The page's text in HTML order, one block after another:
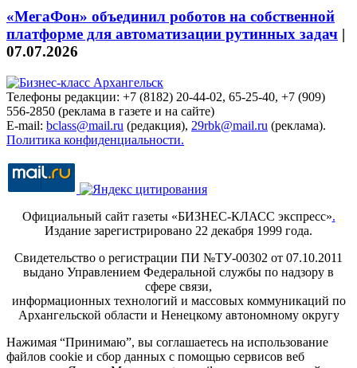
«МегаФон» объединил роботов на собственной
платформе для автоматизации рутинных задач |
07.07.2026
Телефоны редакции: +7 (8182) 20-44-02, 65-25-40, +7 (909)
556-2850 (реклама в газете и на сайте)
E-mail: bclass@mail.ru (редакция), 29rbk@mail.ru (реклама).
Политика конфиденциальности.
Официальный сайт газеты «БИЗНЕС-КЛАСС экспресс».
Издание зарегистрировано 22 декабря 1999 года.
Свидетельство о регистрации ПИ №ТУ-00302 от 07.10.2011
выдано Управлением Федеральной службы по надзору в
сфере связи,
информационных технологий и массовых коммуникаций по
Архангельской области и Ненецкому автономному округу
Нажимая “Принимаю”, вы соглашаетесь на использование
файлов cookie и сбор данных с помощью сервисов веб